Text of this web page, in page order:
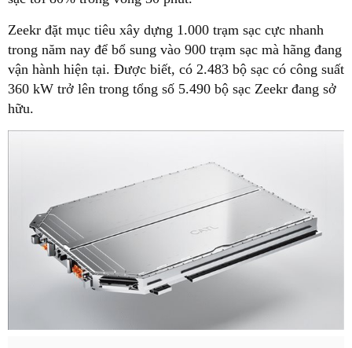
Zeekr đặt mục tiêu xây dựng 1.000 trạm sạc cực nhanh
trong năm nay để bổ sung vào 900 trạm sạc mà hãng đang
vận hành hiện tại. Được biết, có 2.483 bộ sạc có công suất
360 kW trở lên trong tổng số 5.490 bộ sạc Zeekr đang sở
hữu.